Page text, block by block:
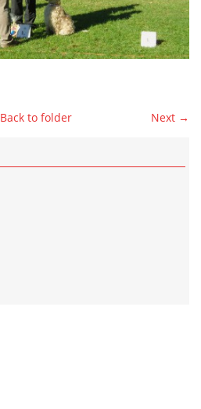
Next →
Back to folder